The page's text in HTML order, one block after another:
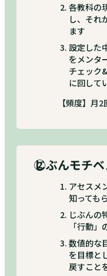
各教科の
し、それ
ます
設定した
をメンタ
チェック
に回して
【頻度】月2
②
じぶんモチ
アセスメ
知っても
じぶんの
「行動
数値的な
を目標と
戻すこと